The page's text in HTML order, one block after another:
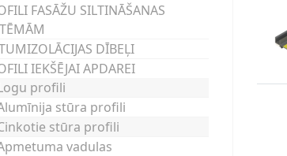
FASĀŽU SILTINĀŠANAS
DĪBEĻI
IEKŠĒJAI APDAREI
profili
stūra profili
stūra profili
vadulas